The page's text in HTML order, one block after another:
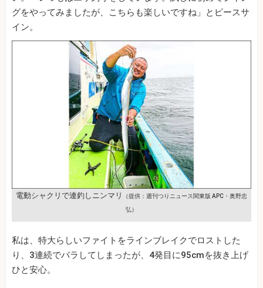
グをやってみましたが、こちらも楽しいですね」とピースサ
イン。
電動シャクリで連釣しニンマリ （提供：週刊つりニュース関東版 APC・奥野忠
弘）
私は、特大らしいファイトをラインブレイクでロストした
り、3連続でバラしてしまったが、4発目に95cmを抜き上げ
ひと安心。